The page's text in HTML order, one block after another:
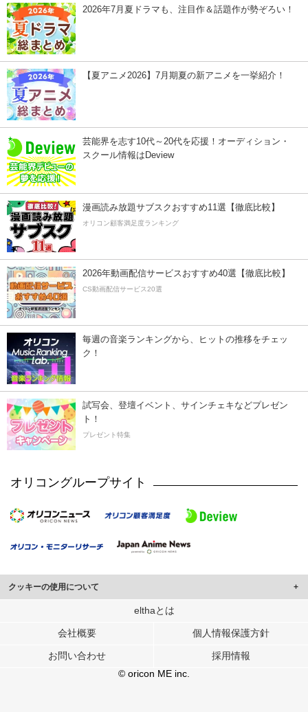
2026年7月夏ドラマも、注目作＆話題作が勢ぞろい！
【夏アニメ2026】7月期夏の新アニメを一挙紹介！
芸能界を志す10代～20代を応援！オーディション・
スクール情報はDeview
漫画読み放題サブスクおすすめ11選【徹底比較】
オリコン顧客満足度ランキング
2026年動画配信サービスおすすめ40選【徹底比較】
CS動画配信サービス20選
毎週の音楽ランキングから、ヒットの推移をチェッ
ク！
試写会、登壇イベント、サインチェキなどプレゼン
ト！
プレゼント特集
オリコングループサイト
クッキーの使用について
このサイトでは Cookie を使用して、ユーザーに合わせたコンテンツや広告の
行っています。
メディアや広告配信、データ解析の各パートナーに提供しています。
各パートナーは、この情報とユーザーが各パートナーに提供した他の情報や、
ユーザーが各パートナーのサービスを使用したときに収集した他の情報を組み
elthaとは
会社概要 個人情報保護方針
お問い合わせ
採用情報
© oricon ME inc.